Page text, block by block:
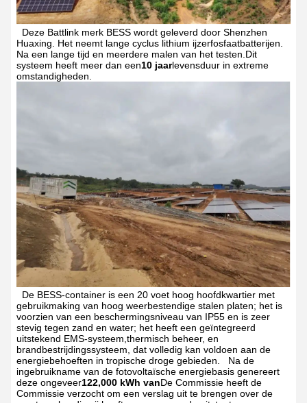
Deze Battlink merk BESS wordt geleverd door Shenzhen
Huaxing. Het neemt lange cyclus lithium ijzerfosfaatbatterijen.
Na een lange tijd en meerdere malen van het testen.Dit
systeem heeft meer dan een10 jaarlevensduur in extreme
omstandigheden.
De BESS-container is een 20 voet hoog hoofdkwartier met
gebruikmaking van hoog weerbestendige stalen platen; het is
voorzien van een beschermingsniveau van IP55 en is zeer
stevig tegen zand en water; het heeft een geïntegreerd
uitstekend EMS-systeem,thermisch beheer, en
brandbestrijdingssysteem, dat volledig kan voldoen aan de
energiebehoeften in tropische droge gebieden.
Na de
ingebruikname van de fotovoltaïsche energiebasis genereert
deze ongeveer122,000 kWh vanDe Commissie heeft de
Commissie verzocht om een verslag uit te brengen over de